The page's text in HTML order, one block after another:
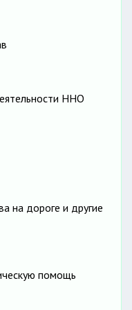
ННО
на дороге и другие
помощь